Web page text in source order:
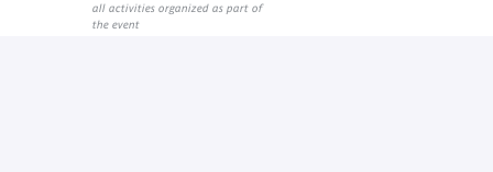
all activities organized as part of
the event